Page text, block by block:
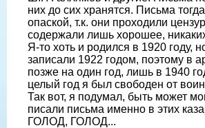
них до сих хранятся. Письма
опаской, т.к. они проходили
содержали лишь хорошее,
Я-то хоть и родился в 1920 году,
записали 1922 годом, поэтому в
позже на один год, лишь в 1940
целый год я был свободен от
Так вот, я подумал, быть может
писали письма именно в этих
ГОЛОД, ГОЛОД...